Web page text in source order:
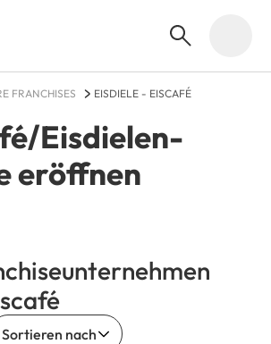
FRANCHISES EISDIELE - EISCAFÉ
Eisdielen-
eröffnen
Sortieren nach